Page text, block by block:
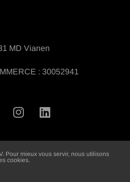
MD Vianen
: 30052941
Pour mieux vous servir, nous utilisons
cookies.